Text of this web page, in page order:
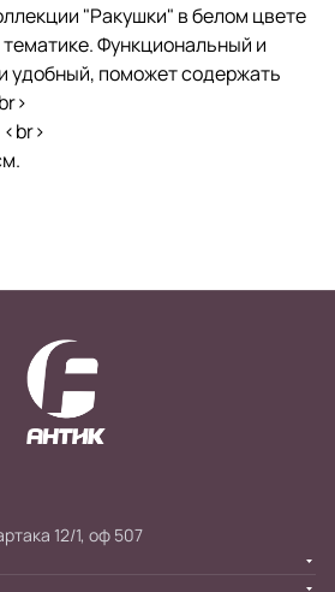
"Ракушки" в белом цвете
Функциональный и
удобный, поможет содержать
12/1, оф 507